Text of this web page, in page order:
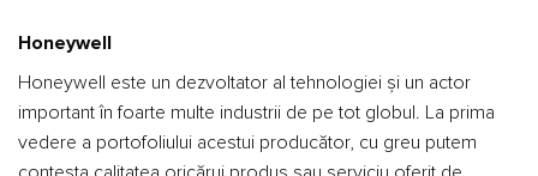
Honeywell
Honeywell este un dezvoltator al tehnologiei și un actor
important în foarte multe industrii de pe tot globul. La prima
vedere a portofoliului acestui producător, cu greu putem